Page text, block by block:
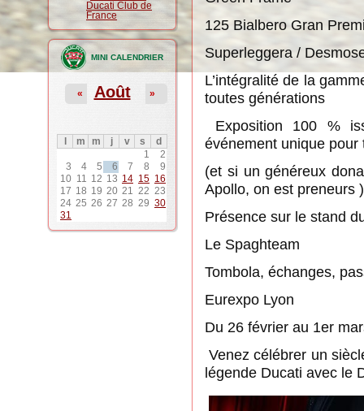
Ducati Club de
France
MINI CALENDRIER
Août
« »
m m j v s
d
1
2
3
4 5 6 7 8
9
10 11 12 13 14 15 16
17 18 19 20 21 22 23
24 25 26 27 28 29 30
31
125 Bialbero Gran
Superleggera /
L’intégralité de la
toutes générations
Exposition 100 %
événement unique
(et si un généreux
Apollo, on est preneurs )
Présence sur le stand
Le Spaghteam
Tombola, échanges,
Eurexpo Lyon
Du 26 février au 1er
Venez célébrer un
légende Ducati avec le